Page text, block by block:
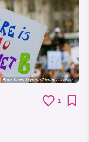
Foto:Kevin Snyman/Pixabay Licence
2